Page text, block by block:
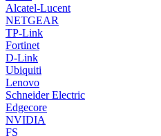
Alcatel-Lucent
NETGEAR
TP-Link
Fortinet
D-Link
Ubiquiti
Lenovo
Schneider Electric
Edgecore
NVIDIA
FS